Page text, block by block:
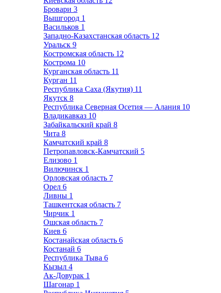
Бровари 3
Вышгород 1
Васильков 1
Западно-Казахстанская область 12
Уральск 9
Костромская область 12
Кострома 10
Курганская область 11
Курган 11
Республика Саха (Якутия) 11
Якутск 8
Республика Северная Осетия — Алания 10
Владикавказ 10
Забайкальский край 8
Чита 8
Камчатский край 8
Петропавловск-Камчатский 5
Елизово 1
Вилючинск 1
Орловская область 7
Орел 6
Ливны 1
Ташкентская область 7
Чирчик 1
Ошская область 7
Киев 6
Костанайская область 6
Костанай 6
Республика Тыва 6
Кызыл 4
Ак-Довурак 1
Шагонар 1